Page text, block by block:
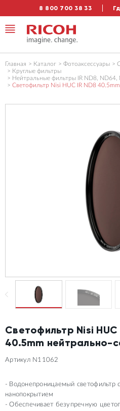
8 800 700 38 33
Главная Каталог Фотоаксессуары
Круглые фильтры
Нейтральные фильтры IR ND8,
Светофильтр Nisi HUC IR ND8
Светофильтр Nisi HUC
40.5mm нейтрально-
Артикул N11062
Водонепроницаемый
нанопокрытием
Обеспечивает безупречную